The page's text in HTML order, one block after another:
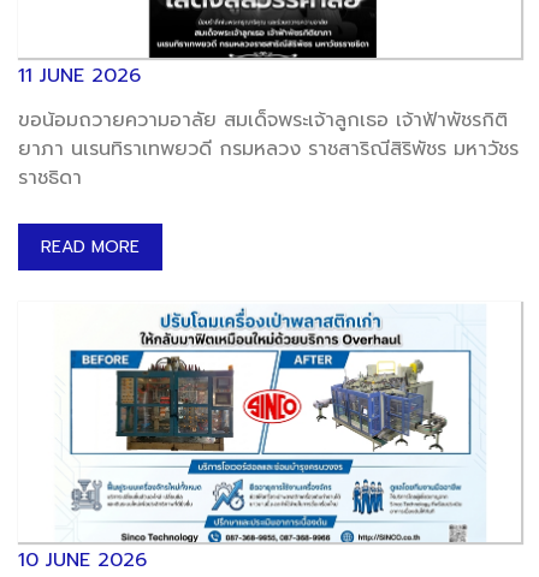
11 JUNE 2026
ขอน้อมถวายความอาลัย สมเด็จพระเจ้าลูกเธอ เจ้าฟ้าพัชรกิติ
ยาภา นเรนทิราเทพยวดี กรมหลวง ราชสาริณีสิริพัชร มหาวัชร
ราชธิดา
READ MORE
10 JUNE 2026